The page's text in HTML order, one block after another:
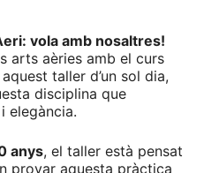
vola amb nosaltres!
arts aèries amb el curs
taller d’un sol dia,
disciplina que
elegància.
anys, el taller està pensat
provar aquesta pràctica